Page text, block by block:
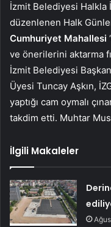
İzmit Belediyesi Halkla
düzenlenen Halk
Cumhuriyet Mahallesi
ve önerilerini aktarma
İzmit Belediyesi Başkan
Üyesi Tuncay Aşkın,
yaptığı cam oymalı
takdim etti. Muhtar
İlgili Makaleler